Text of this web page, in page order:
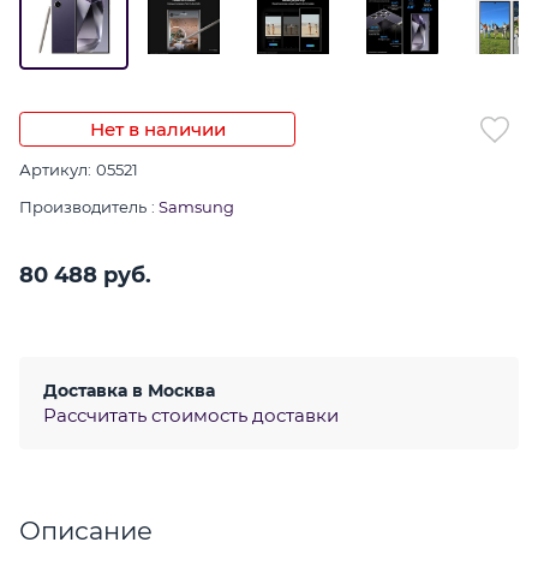
Нет в наличии
Артикул: 05521
Производитель : Samsung
80 488 руб.
Доставка в Москва
Рассчитать стоимость доставки
Описание